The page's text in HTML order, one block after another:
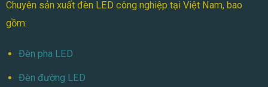
Chuyên sản xuất đèn LED công nghiệp tại Việt Nam, bao
gồm:
Đèn pha LED
Đèn đường LED